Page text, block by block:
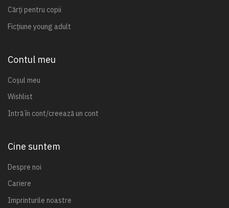
Cărți pentru copii
Ficțiune young adult
Contul meu
Coșul meu
Wishlist
Intră în cont/creează un cont
Cine suntem
Despre noi
Cariere
Imprinturile noastre